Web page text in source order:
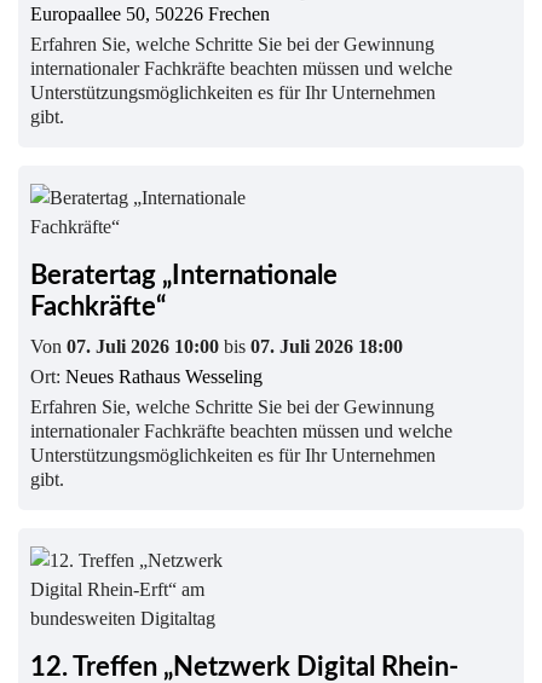
Europaallee 50, 50226 Frechen
Erfahren Sie, welche Schritte Sie bei der Gewinnung
internationaler Fachkräfte beachten müssen und welche
Unterstützungsmöglichkeiten es für Ihr Unternehmen
gibt.
Beratertag „Internationale
Fachkräfte“
Von 07. Juli 2026 10:00 bis 07. Juli 2026 18:00
Ort: Neues Rathaus Wesseling
Erfahren Sie, welche Schritte Sie bei der Gewinnung
internationaler Fachkräfte beachten müssen und welche
Unterstützungsmöglichkeiten es für Ihr Unternehmen
gibt.
12. Treffen „Netzwerk Digital Rhein-